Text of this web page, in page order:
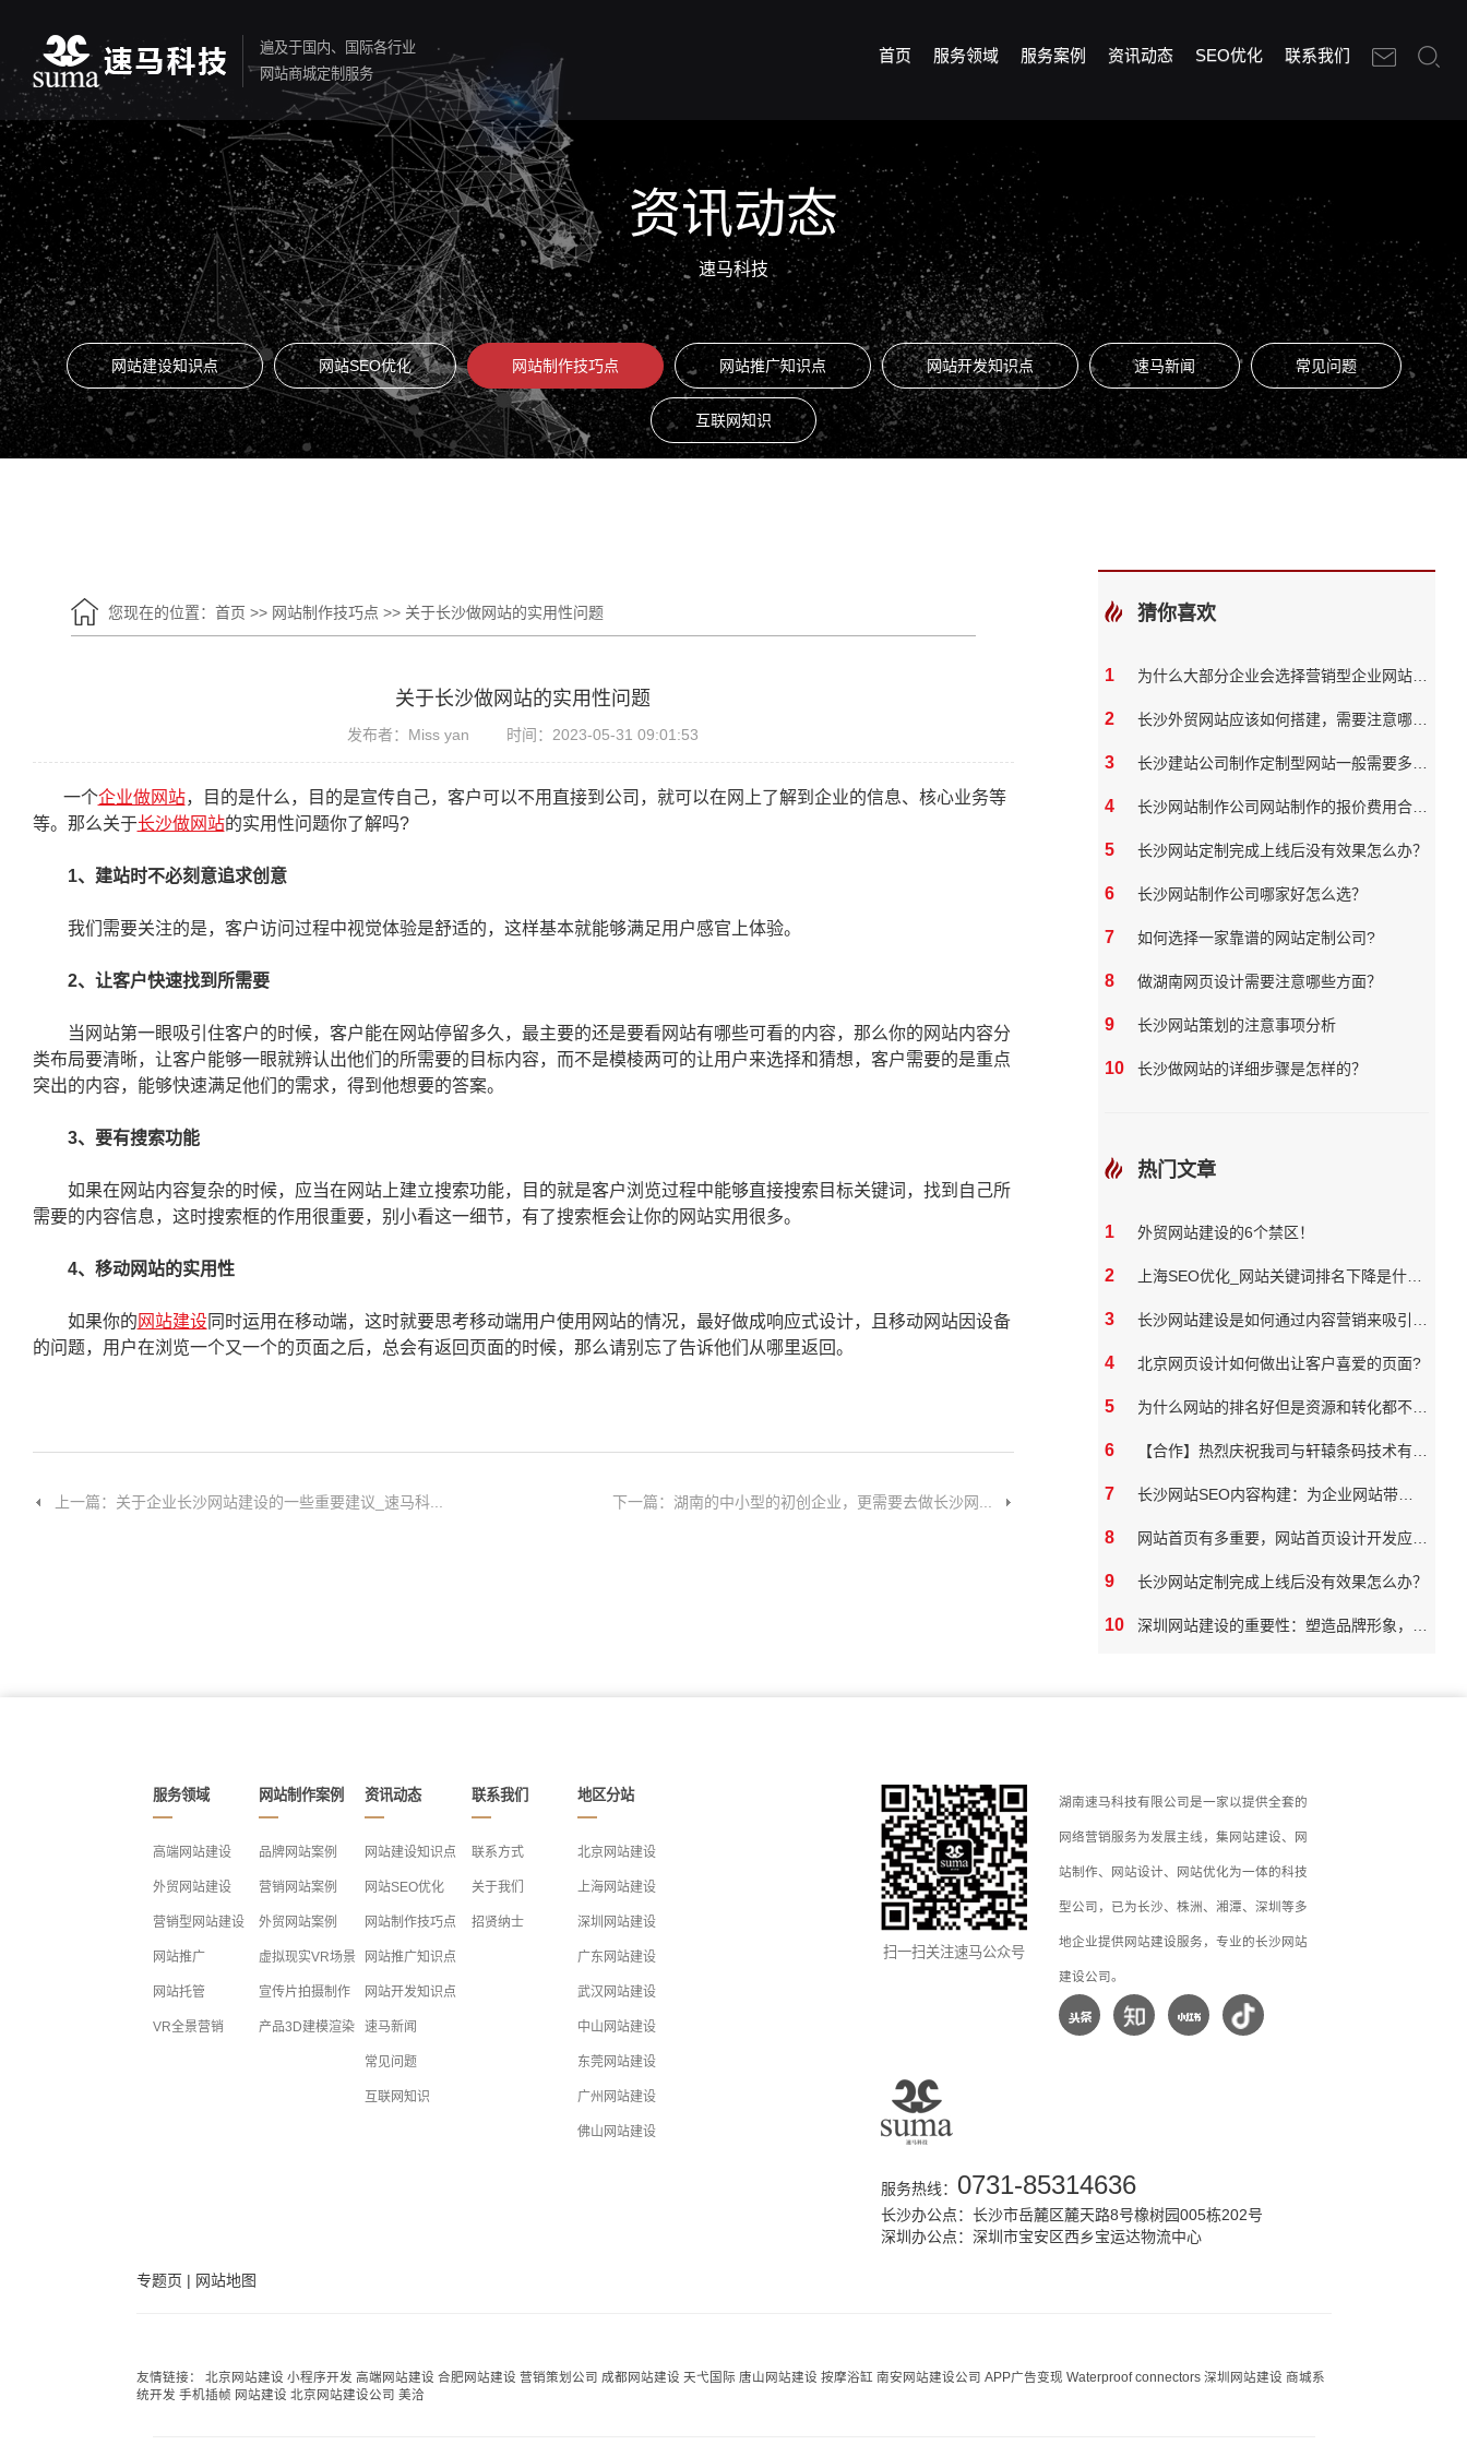
遍及于国内、国际各行业
网站商城定制服务
首页 服务领域 服务案例 资讯动态 SEO优化 联系我们
资讯动态
速马科技
网站建设知识点 网站SEO优化 网站制作技巧点 网站推广知识点 网站开发知识点 速马新闻 常见问题
互联网知识
您现在的位置： 首页 >> 网站制作技巧点 >> 关于长沙做网站的实用性问题
关于长沙做网站的实用性问题
发布者：Miss yan 时间：2023-05-31 09:01:53
一个企业做网站，目的是什么，目的是宣传自己，客户可以不用直接到公司，就可以在网上了解到企业的信息、核心业务等
等。那么关于长沙做网站的实用性问题你了解吗?
1、建站时不必刻意追求创意
我们需要关注的是，客户访问过程中视觉体验是舒适的，这样基本就能够满足用户感官上体验。
2、让客户快速找到所需要
当网站第一眼吸引住客户的时候，客户能在网站停留多久，最主要的还是要看网站有哪些可看的内容，那么你的网站内容分
类布局要清晰，让客户能够一眼就辨认出他们的所需要的目标内容，而不是模棱两可的让用户来选择和猜想，客户需要的是重点
突出的内容，能够快速满足他们的需求，得到他想要的答案。
3、要有搜索功能
如果在网站内容复杂的时候，应当在网站上建立搜索功能，目的就是客户浏览过程中能够直接搜索目标关键词，找到自己所
需要的内容信息，这时搜索框的作用很重要，别小看这一细节，有了搜索框会让你的网站实用很多。
4、移动网站的实用性
如果你的 网站建设同时运用在移动端，这时就要思考移动端用户使用网站的情况，最好做成响应式设计，且移动网站因设备
的问题，用户在浏览一个又一个的页面之后，总会有返回页面的时候，那么请别忘了告诉他们从哪里返回。
上一篇：关于企业长沙网站建设的一些重要建议_速马科... 下一篇：湖南的中小型的初创企业，更需要去做长沙网...
猜你喜欢
1
2
3
4
5 长沙网站定制完成上线后没有效果怎么办？
6 长沙网站制作公司哪家好怎么选？
7 如何选择一家靠谱的网站定制公司?
8 做湖南网页设计需要注意哪些方面？
9 长沙网站策划的注意事项分析
10 长沙做网站的详细步骤是怎样的？
热门文章
1 外贸网站建设的6个禁区！
2
3
4 北京网页设计如何做出让客户喜爱的页面?
5
6
7
8
9 长沙网站定制完成上线后没有效果怎么办？
10
服务领域
高端网站建设
外贸网站建设
营销型网站建设
网站推广
网站托管
VR全景营销
网站制作案例
品牌网站案例
营销网站案例
外贸网站案例
虚拟现实VR场景
宣传片拍摄制作
产品3D建模渲染
资讯动态
网站建设知识点
网站SEO优化
网站制作技巧点
网站推广知识点
网站开发知识点
速马新闻
常见问题
互联网知识
联系我们
联系方式
关于我们
招贤纳士
地区分站
北京网站建设
上海网站建设
深圳网站建设
广东网站建设
武汉网站建设
中山网站建设
东莞网站建设
广州网站建设
佛山网站建设
扫一扫关注速马公众号
湖南速马科技有限公司是一家以提供全套的
网络营销服务为发展主线，集网站建设、网
站制作、网站设计、网站优化为一体的科技
型公司，已为长沙、株洲、湘潭、深圳等多
地企业提供网站建设服务，专业的长沙网站
建设公司。
服务热线： 0731-85314636
长沙办公点：长沙市岳麓区麓天路8号橡树园005栋202号
深圳办公点：深圳市宝安区西乡宝运达物流中心
专题页 | 网站地图
友情链接： 北京网站建设 小程序开发 高端网站建设 合肥网站建设 营销策划公司 成都网站建设 天弋国际 唐山网站建设 按摩浴缸 南安网站建设公司 APP广告变现 Waterproof connectors 深圳网站建设 商城系
统开发 手机插帧 网站建设 北京网站建设公司 美洽